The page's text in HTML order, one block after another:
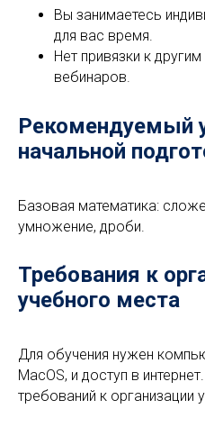
Вы занимаетесь
для вас время.
Нет привязки к
вебинаров.
Рекомендуемый
начальной
Базовая математика:
умножение, дроби.
Требования к
учебного места
Для обучения нужен
MacOS, и доступ в
требований к организации